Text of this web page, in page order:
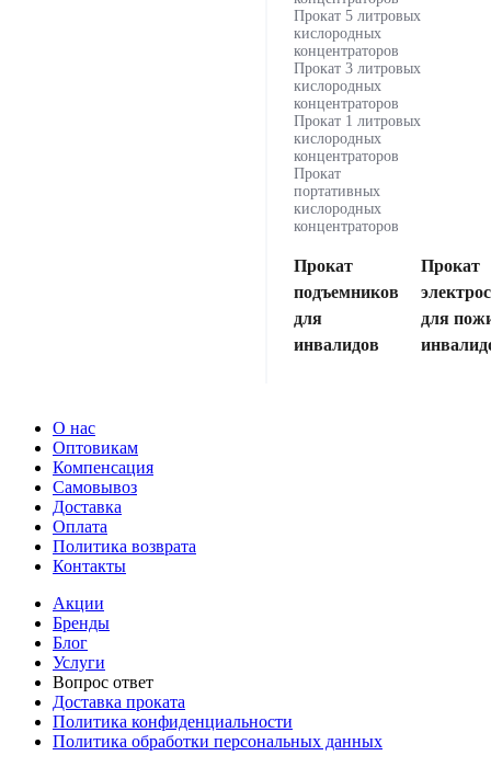
Прокат 5 литровых
кислородных
концентраторов
Прокат 3 литровых
кислородных
концентраторов
Прокат 1 литровых
кислородных
концентраторов
Прокат
портативных
кислородных
концентраторов
Прокат
подъемников
для
инвалидов
Прокат
для
О нас
Оптовикам
Компенсация
Самовывоз
Доставка
Оплата
Политика возврата
Контакты
Акции
Бренды
Блог
Услуги
Вопрос ответ
Доставка проката
Политика конфиденциальности
Политика обработки персональных данных